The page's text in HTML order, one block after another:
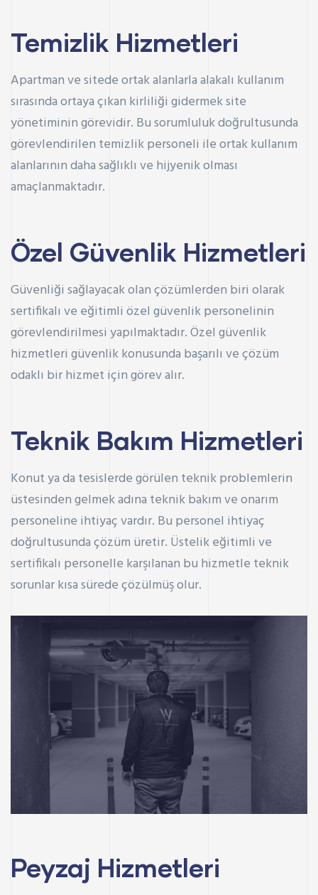
Temizlik Hizmetleri
Apartman ve sitede ortak alanlarla alakalı kullanım
sırasında ortaya çıkan kirliliği gidermek site
yönetiminin görevidir. Bu sorumluluk doğrultusunda
görevlendirilen temizlik personeli ile ortak kullanım
alanlarının daha sağlıklı ve hijyenik olması
amaçlanmaktadır.
Özel Güvenlik Hizmetleri
Güvenliği sağlayacak olan çözümlerden biri olarak
sertifikalı ve eğitimli özel güvenlik personelinin
görevlendirilmesi yapılmaktadır. Özel güvenlik
hizmetleri güvenlik konusunda başarılı ve çözüm
odaklı bir hizmet için görev alır.
Teknik Bakım Hizmetleri
Konut ya da tesislerde görülen teknik problemlerin
üstesinden gelmek adına teknik bakım ve onarım
personeline ihtiyaç vardır. Bu personel ihtiyaç
doğrultusunda çözüm üretir. Üstelik eğitimli ve
sertifikalı personelle karşılanan bu hizmetle teknik
sorunlar kısa sürede çözülmüş olur.
Peyzaj Hizmetleri